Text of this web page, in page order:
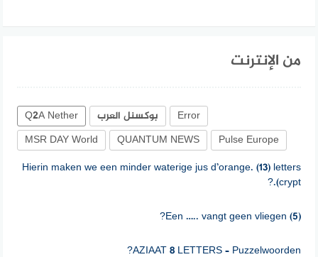
من الإنترنت
Q2A Nether بوكسنل العرب
Error
MSR DAY World
QUANTUM NEWS
Pulse Europe
Hierin maken we een minder waterige jus d’orange. (13) letters
(crypt.?
Een ….. vangt geen vliegen (5)?
AZIAAT 8 LETTERS – Puzzelwoorden?